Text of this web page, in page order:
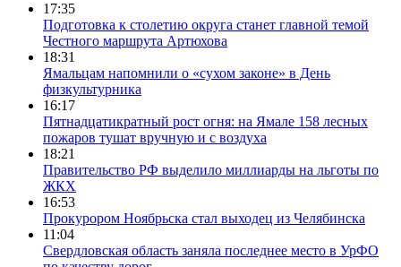
17:35
Подготовка к столетию округа станет главной темой
Честного маршрута Артюхова
18:31
Ямальцам напомнили о «сухом законе» в День
физкультурника
16:17
Пятнадцатикратный рост огня: на Ямале 158 лесных
пожаров тушат вручную и с воздуха
18:21
Правительство РФ выделило миллиарды на льготы по
ЖКХ
16:53
Прокурором Ноябрьска стал выходец из Челябинска
11:04
Свердловская область заняла последнее место в УрФО